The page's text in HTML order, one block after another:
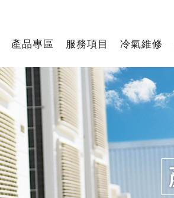
產品專區 服務項目 冷氣維修